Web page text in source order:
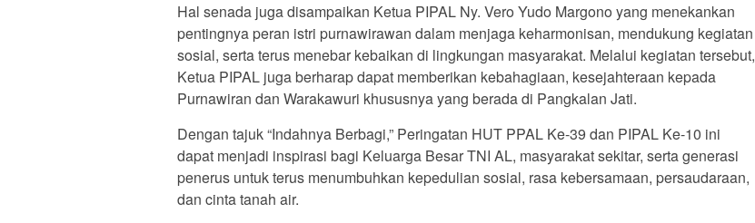
Hal senada juga disampaikan Ketua PIPAL Ny. Vero Yudo Margono yang menekankan
pentingnya peran istri purnawirawan dalam menjaga keharmonisan, mendukung kegiatan
sosial, serta terus menebar kebaikan di lingkungan masyarakat. Melalui kegiatan tersebut,
Ketua PIPAL juga berharap dapat memberikan kebahagiaan, kesejahteraan kepada
Purnawiran dan Warakawuri khususnya yang berada di Pangkalan Jati.
Dengan tajuk “Indahnya Berbagi,” Peringatan HUT PPAL Ke-39 dan PIPAL Ke-10 ini
dapat menjadi inspirasi bagi Keluarga Besar TNI AL, masyarakat sekitar, serta generasi
penerus untuk terus menumbuhkan kepedulian sosial, rasa kebersamaan, persaudaraan,
dan cinta tanah air.